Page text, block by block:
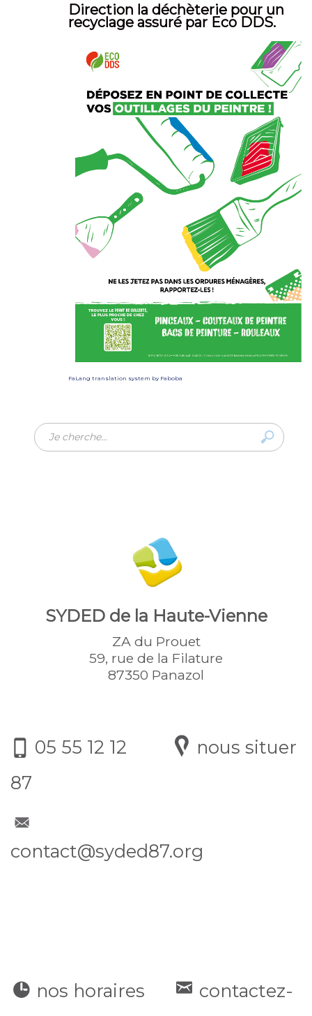
Direction la déchèterie pour un
recyclage assuré par Eco DDS.
FaLang translation system by Faboba
Rechercher
SYDED de la Haute-Vienne
ZA du Prouet
59, rue de la Filature
87350 Panazol
05 55 12 12
87
contact@syded87.org
nous situer
nos horaires
contactez-